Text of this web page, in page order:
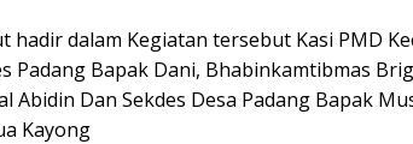
hadir dalam Kegiatan tersebut Kasi PMD
Padang Bapak Dani, Bhabinkamtibmas
Abidin Dan Sekdes Desa Padang Bapak
Kayong